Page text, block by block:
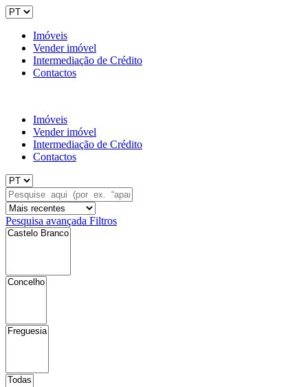
Imóveis
Vender imóvel
Intermediação de Crédito
Contactos
Imóveis
Vender imóvel
Intermediação de Crédito
Contactos
Pesquisa avançada Filtros